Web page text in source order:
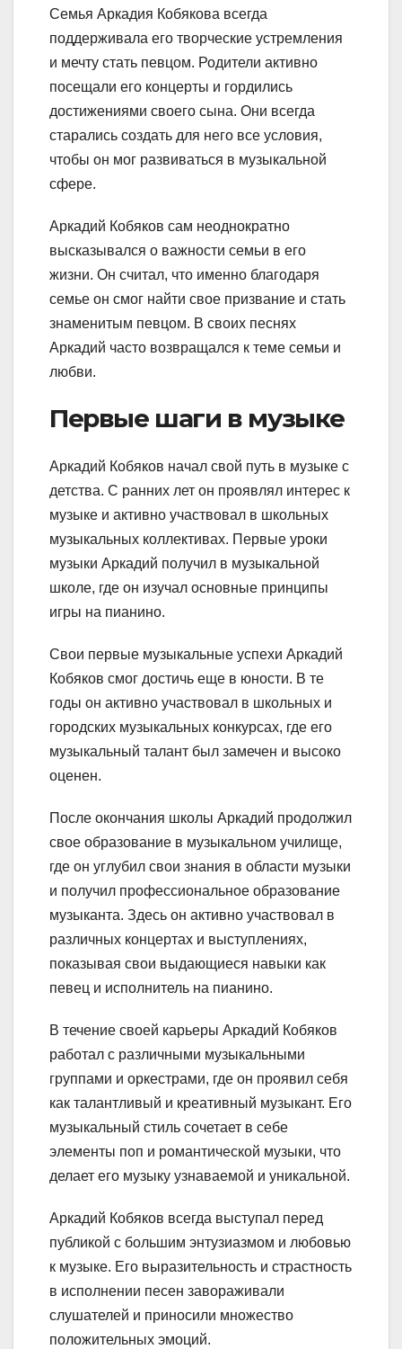
Семья Аркадия Кобякова всегда
поддерживала его творческие устремления
и мечту стать певцом. Родители активно
посещали его концерты и гордились
достижениями своего сына. Они всегда
старались создать для него все условия,
чтобы он мог развиваться в музыкальной
сфере.
Аркадий Кобяков сам неоднократно
высказывался о важности семьи в его
жизни. Он считал, что именно благодаря
семье он смог найти свое призвание и стать
знаменитым певцом. В своих песнях
Аркадий часто возвращался к теме семьи и
любви.
Первые шаги в музыке
Аркадий Кобяков начал свой путь в музыке с
детства. С ранних лет он проявлял интерес к
музыке и активно участвовал в школьных
музыкальных коллективах. Первые уроки
музыки Аркадий получил в музыкальной
школе, где он изучал основные принципы
игры на пианино.
Свои первые музыкальные успехи Аркадий
Кобяков смог достичь еще в юности. В те
годы он активно участвовал в школьных и
городских музыкальных конкурсах, где его
музыкальный талант был замечен и высоко
оценен.
После окончания школы Аркадий продолжил
свое образование в музыкальном училище,
где он углубил свои знания в области музыки
и получил профессиональное образование
музыканта. Здесь он активно участвовал в
различных концертах и выступлениях,
показывая свои выдающиеся навыки как
певец и исполнитель на пианино.
В течение своей карьеры Аркадий Кобяков
работал с различными музыкальными
группами и оркестрами, где он проявил себя
как талантливый и креативный музыкант. Его
музыкальный стиль сочетает в себе
элементы поп и романтической музыки, что
делает его музыку узнаваемой и уникальной.
Аркадий Кобяков всегда выступал перед
публикой с большим энтузиазмом и любовью
к музыке. Его выразительность и страстность
в исполнении песен завораживали
слушателей и приносили множество
положительных эмоций.